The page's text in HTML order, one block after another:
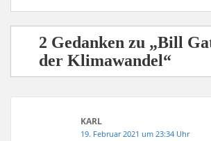
2 Gedanken zu „Bill
der Klimawandel“
KARL
19. Februar 2021 um 23:34 Uhr